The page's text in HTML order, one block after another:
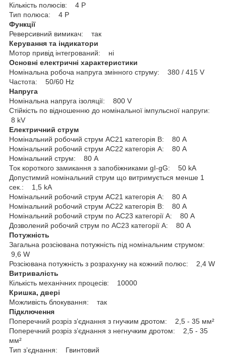
Кількість полюсів: 4 P
Тип полюса: 4 P
Функції
Реверсивний вимикач: так
Керування та індикатори
Мотор привід інтегрований: ні
Основні електричні характеристики
Номінальна робоча напруга змінного струму: 380 / 415 V
Частота: 50/60 Hz
Напруга
Номінальна напруга ізоляції: 800 V
Стійкість по відношенню до номінальної імпульсної напруги:
8 kV
Електричний струм
Номінальний робочий струм АС21 категорія В: 80 A
Номінальний робочий струм АС22 категорія А: 80 A
Номінальний струм: 80 A
Ток короткого замикання з запобіжниками gI-gG: 50 kA
Допустимий номінальний струм що витримується менше 1
сек.: 1,5 kA
Номінальний робочий струм АС21 категорія А: 80 A
Номінальний робочий струм АС22 категорія В: 80 A
Номінальний робочий струм по АС23 категорії А: 80 A
Дозволений робочий струм по АС23 категорії А: 80 A
Потужність
Загальна розсіювана потужність під номінальним струмом:
9,6 W
Розсіювана потужність з розрахунку на кожний полюс: 2,4 W
Витривалість
Кількість механічних процесів: 10000
Кришка, двері
Можливість блокування: так
Підключення
Поперечний розріз з’єднання з гнучким дротом: 2,5 - 35 мм²
Поперечний розріз з’єднання з негнучким дротом: 2,5 - 35
мм²
Тип з’єднання: Гвинтовий